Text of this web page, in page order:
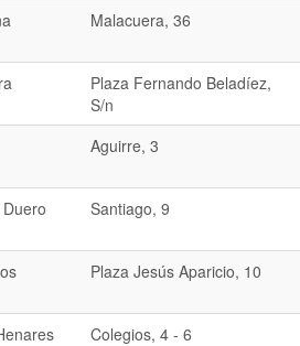
Malacuera, 36
Plaza Fernando Beladíez,
S/n
Aguirre, 3
Santiago, 9
Plaza Jesús Aparicio, 10
Colegios, 4 - 6